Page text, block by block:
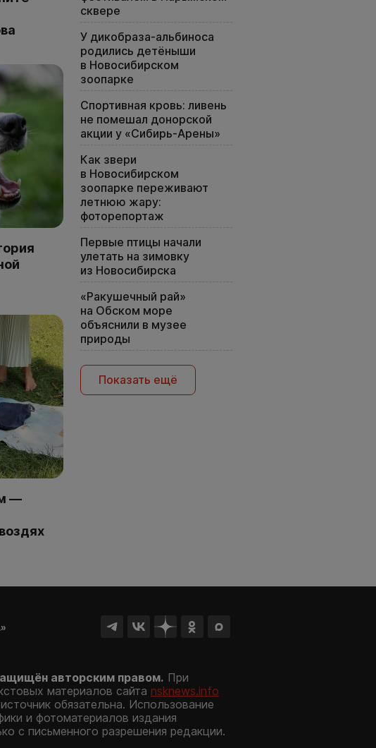
—
сквере
У дикобраза-альбиноса
родились детёныши
в Новосибирском
зоопарке
Спортивная кровь: ливень
не помешал донорской
акции у «Сибирь-Арены»
Как звери
в Новосибирском
зоопарке переживают
летнюю жару:
фоторепортаж
Первые птицы начали
улетать на зимовку
из Новосибирска
«Ракушечный рай»
на Обском море
объяснили в музее
природы
Показать ещё
авторским правом. При
материалов сайта nsknews.info
обязательна. Использование
и фотоматериалов издания
с письменного разрешения редакции.